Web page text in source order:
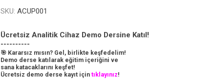
SKU: ACUP001
Ücretsiz Analitik Cihaz Demo Dersine Katıl!
----------
🎯 Kararsız mısın? Gel, birlikte keşfedelim!
Demo derse katılarak eğitim içeriğini ve
sana katacaklarını keşfet!
Ücretsiz demo derse kayıt için tıklayınız!